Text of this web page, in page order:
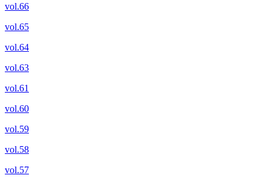
vol.66
vol.65
vol.64
vol.63
vol.61
vol.60
vol.59
vol.58
vol.57